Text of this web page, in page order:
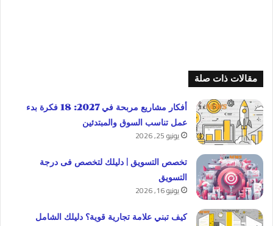
مقالات ذات صلة
أفكار مشاريع مربحة في 2027: 18 فكرة بدء
عمل تناسب السوق والمبتدئين
يونيو 25, 2026
تخصص التسويق | دليلك لتخصص فى درجة
التسويق
يونيو 16, 2026
كيف تبني علامة تجارية قوية؟ دليلك الشامل